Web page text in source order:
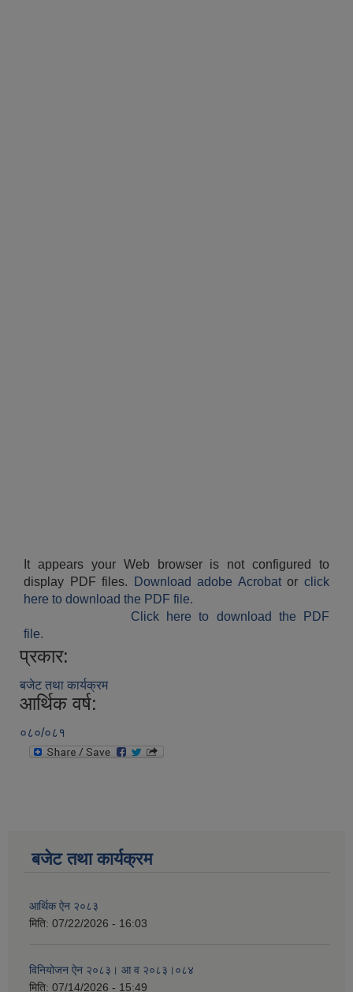
It appears your Web browser is not configured to
display PDF files.
Download adobe Acrobatorclick
here to download the PDF file.
Click here to download the PDF
file.
प्रकार:
बजेट तथा कार्यक्रम
आर्थिक वर्ष:
०८०/०८१
बजेट तथा कार्यक्रम
आर्थिक ऐन २०८३
मिति: 07/22/2026 - 16:03
विनियोजन ऐन २०८३। आ व २०८३।०८४
मिति: 07/14/2026 - 15:49